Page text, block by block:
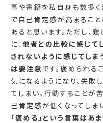
事や書籍を私自身も数多く
で自己肯定感が高まること
あると思います。ただし、
に、他者との比較に感じて
されないように感じてしま
は要注意 です。褒められ
気になるようになり、失敗
てしまい、行動することが
己肯定感が低くなってしま
「褒める」という言葉はあ